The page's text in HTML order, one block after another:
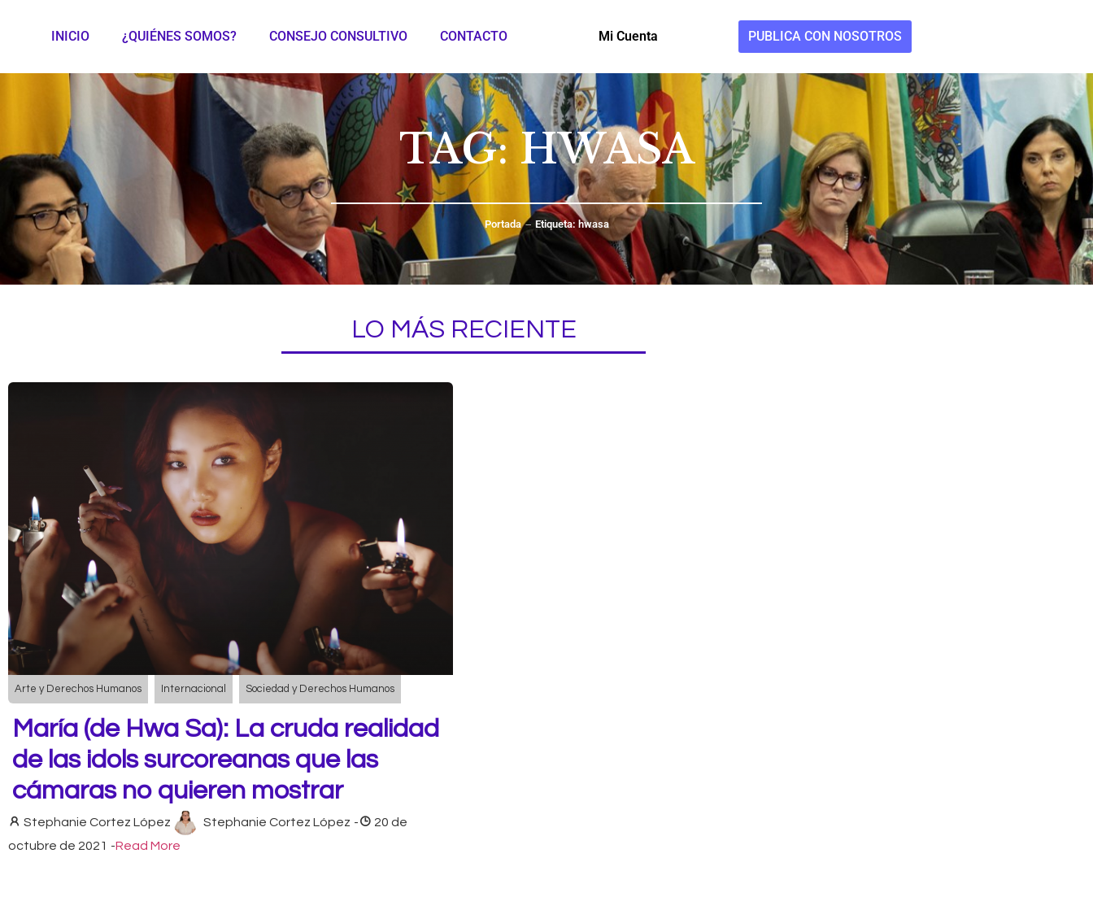
INICIO ¿QUIÉNES SOMOS? CONSEJO CONSULTIVO CONTACTO Mi Cuenta PUBLICA CON NOSOTROS
TAG: HWASA
Portada Etiqueta: hwasa
LO MÁS RECIENTE
Arte y Derechos Humanos Internacional Sociedad y Derechos Humanos
María (de Hwa Sa): La cruda realidad
de las idols surcoreanas que las
cámaras no quieren mostrar
Stephanie Cortez López Stephanie Cortez López -
20 de
octubre de 2021 -Read More